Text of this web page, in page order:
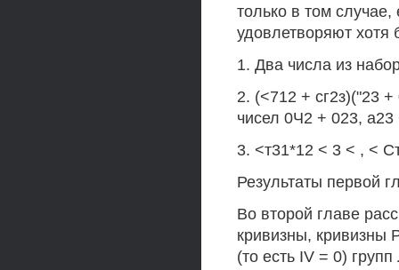
только в том
удовлетворяют хотя
1. Два числа из
2. (<712 + сг2з)("23
чисел 0Ч2 + 023,
3. <т31*12 < 3 < , <
Результаты первой
Во второй главе
кривизны, кривизны
(то есть IV = 0)